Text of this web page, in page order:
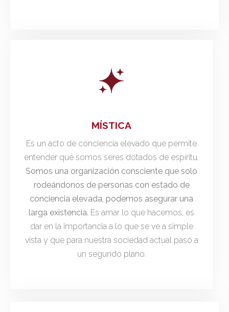
MÍSTICA
Es un acto de conciencia elevado que permite
entender que somos seres dotados de espíritu.
Somos una organización consciente que solo
rodeándonos de personas con estado de
conciencia elevada, podemos asegurar una
larga existencia. Es amar lo que hacemos, es
dar en la importancia a lo que se ve a simple
vista y que para nuestra sociedad actual pasó a
un segundo plano.